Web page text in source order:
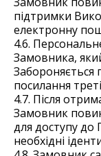
підтримки
електронну
4.6.
Замовника,
Забороняється
посилання
4.7. Після
Замовник
для доступу до
необхідні